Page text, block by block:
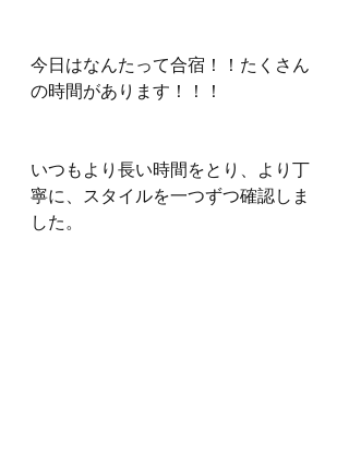
今日はなんたって合宿！！たくさん
の時間があります！！！
いつもより長い時間をとり、より丁
寧に、スタイルを一つずつ確認しま
した。